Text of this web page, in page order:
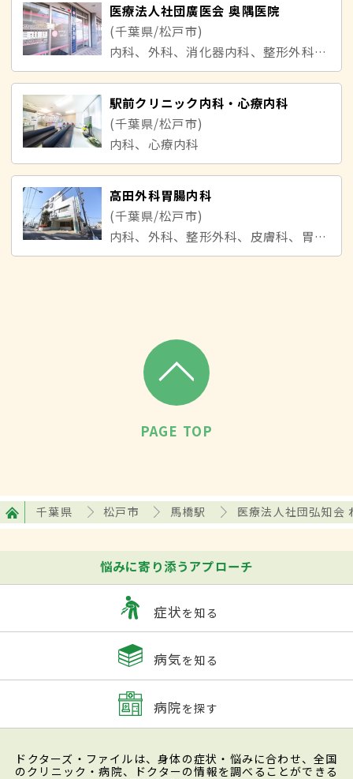
医療法人社団廣医会 奥隅医院
(千葉県/松戸市)
内科、外科、消化器内科、整形外科、皮膚科
駅前クリニック内科・心療内科
(千葉県/松戸市)
内科、心療内科
高田外科胃腸内科
(千葉県/松戸市)
内科、外科、整形外科、皮膚科、胃腸内科、肛門内科
PAGE TOP
千葉県 松戸市 馬橋駅 医療法人社団弘知会
悩みに寄り添うアプローチ
症状を知る
病気を知る
病院を探す
ドクターズ・ファイルは、身体の症状・悩みに合わせ、全国
のクリニック・病院、ドクターの情報を調べることができる